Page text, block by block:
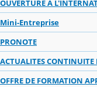
OUVERTURE A
Mini-Entreprise
PRONOTE
ACTUALITES CONTINUITE
OFFRE DE FORMATION